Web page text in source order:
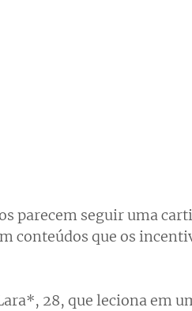
parecem seguir uma
conteúdos que os
28, que leciona em